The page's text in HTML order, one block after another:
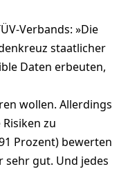
Verbands: »Die
staatlicher
Daten erbeuten,
wollen. Allerdings
zu
Prozent) bewerten
sehr gut. Und jedes